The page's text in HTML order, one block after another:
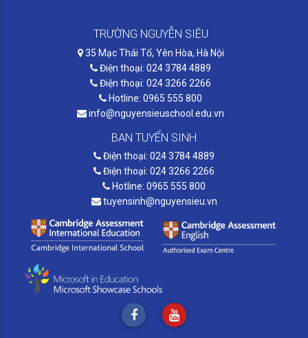
TRƯỜNG NGUYỄN SIÊU
35 Mạc Thái Tổ, Yên Hòa, Hà Nội
Điện thoại: 024 3784 4889
Điện thoại: 024 3266 2266
Hotline: 0965 555 800
info@nguyensieuschool.edu.vn
BAN TUYỂN SINH
Điện thoại: 024 3784 4889
Điện thoại: 024 3266 2266
Hotline: 0965 555 800
tuyensinh@nguyensieu.vn